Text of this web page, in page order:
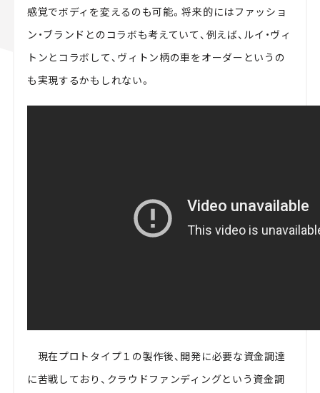
感覚でボディを変えるのも可能。将来的にはファッショ
ン・ブランドとのコラボも考えていて、例えば、ルイ・ヴィ
トンとコラボして、ヴィトン柄の車をオーダーというの
も実現するかもしれない。
現在プロトタイプ１の製作後、開発に必要な資金調達
に苦戦しており、クラウドファンディングという資金調